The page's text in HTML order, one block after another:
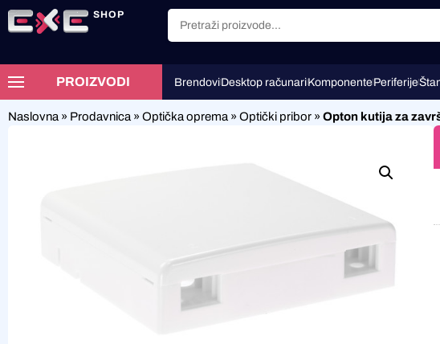
SHOP
PROIZVODI BrendoviDesktop računariKomponentePeriferije
Naslovna » Prodavnica » Optička oprema » Optički pribor » Opton kutija za